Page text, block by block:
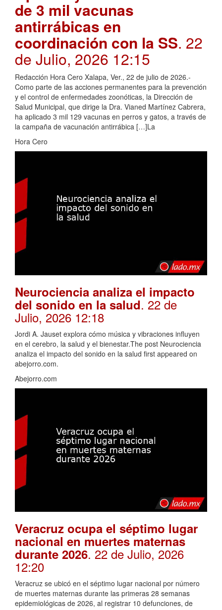
de 3 mil vacunas
antirrábicas en
coordinación con la SS. 22
de Julio, 2026 12:15
Redacción Hora Cero Xalapa, Ver., 22 de julio de 2026.-
Como parte de las acciones permanentes para la prevención
y el control de enfermedades zoonóticas, la Dirección de
Salud Municipal, que dirige la Dra. Vianed Martínez Cabrera,
ha aplicado 3 mil 129 vacunas en perros y gatos, a través de
la campaña de vacunación antirrábica […]La
Hora Cero
Neurociencia analiza el impacto
del sonido en la salud. 22 de
Julio, 2026 12:18
Jordi A. Jauset explora cómo música y vibraciones influyen
en el cerebro, la salud y el bienestar.The post Neurociencia
analiza el impacto del sonido en la salud first appeared on
abejorro.com.
Abejorro.com
Veracruz ocupa el séptimo lugar
nacional en muertes maternas
durante 2026. 22 de Julio, 2026
12:20
Veracruz se ubicó en el séptimo lugar nacional por número
de muertes maternas durante las primeras 28 semanas
epidemiológicas de 2026, al registrar 10 defunciones, de